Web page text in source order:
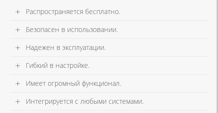
Распространяется бесплатно.
Безопасен в использовании.
Надежен в эксплуатации.
Гибкий в настройке.
Имеет огромный функционал.
Интегрируется с любыми системами.